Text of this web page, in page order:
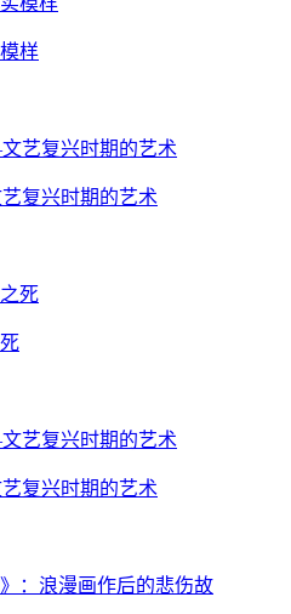
样
复兴时期的艺术
复兴时期的艺术